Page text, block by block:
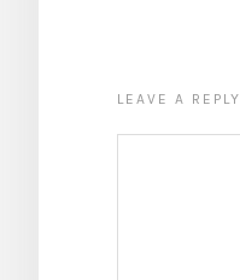
LEAVE A REPLY